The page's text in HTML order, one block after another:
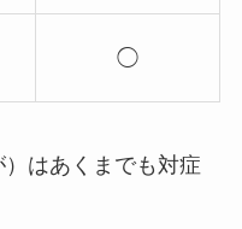
◯
はあくまでも対症